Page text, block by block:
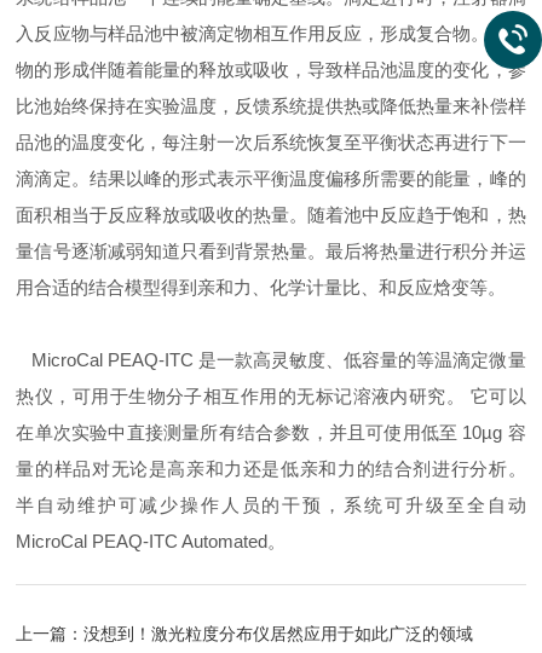
入反应物与样品池中被滴定物相互作用反应，形成复合物。复合
物的形成伴随着能量的释放或吸收，导致样品池温度的变化，参
比池始终保持在实验温度，反馈系统提供热或降低热量来补偿样
品池的温度变化，每注射一次后系统恢复至平衡状态再进行下一
滴滴定。结果以峰的形式表示平衡温度偏移所需要的能量，峰的
面积相当于反应释放或吸收的热量。随着池中反应趋于饱和，热
量信号逐渐减弱知道只看到背景热量。最后将热量进行积分并运
用合适的结合模型得到亲和力、化学计量比、和反应焓变等。
MicroCal PEAQ-ITC 是一款高灵敏度、低容量的等温滴定微量
热仪，可用于生物分子相互作用的无标记溶液内研究。 它可以
在单次实验中直接测量所有结合参数，并且可使用低至 10µg 容
量的样品对无论是高亲和力还是低亲和力的结合剂进行分析。
半自动维护可减少操作人员的干预，系统可升级至全自动
MicroCal PEAQ-ITC Automated。
上一篇：没想到！激光粒度分布仪居然应用于如此广泛的领域